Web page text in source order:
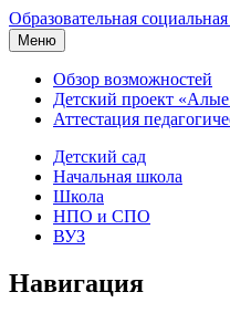
Образовательная социальная
Меню
Обзор возможностей
Детский проект «Алые
Аттестация
Детский сад
Начальная школа
Школа
НПО и СПО
ВУЗ
Навигация